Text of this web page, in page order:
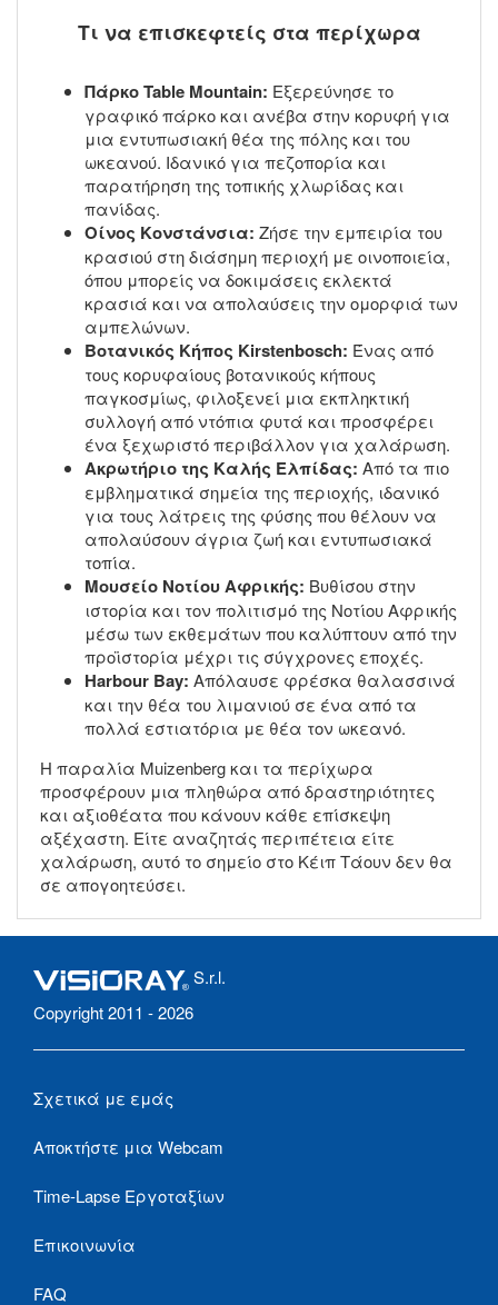
Τι να επισκεφτείς στα περίχωρα
Πάρκο Table Mountain: Εξερεύνησε το
γραφικό πάρκο και ανέβα στην κορυφή για
μια εντυπωσιακή θέα της πόλης και του
ωκεανού. Ιδανικό για πεζοπορία και
παρατήρηση της τοπικής χλωρίδας και
πανίδας.
Οίνος Κονστάνσια: Ζήσε την εμπειρία του
κρασιού στη διάσημη περιοχή με οινοποιεία,
όπου μπορείς να δοκιμάσεις εκλεκτά
κρασιά και να απολαύσεις την ομορφιά των
αμπελώνων.
Βοτανικός Κήπος Kirstenbosch: Ένας από
τους κορυφαίους βοτανικούς κήπους
παγκοσμίως, φιλοξενεί μια εκπληκτική
συλλογή από ντόπια φυτά και προσφέρει
ένα ξεχωριστό περιβάλλον για χαλάρωση.
Ακρωτήριο της Καλής Ελπίδας: Από τα πιο
εμβληματικά σημεία της περιοχής, ιδανικό
για τους λάτρεις της φύσης που θέλουν να
απολαύσουν άγρια ζωή και εντυπωσιακά
τοπία.
Μουσείο Νοτίου Αφρικής: Βυθίσου στην
ιστορία και τον πολιτισμό της Νοτίου Αφρικής
μέσω των εκθεμάτων που καλύπτουν από την
προϊστορία μέχρι τις σύγχρονες εποχές.
Harbour Bay: Απόλαυσε φρέσκα θαλασσινά
και την θέα του λιμανιού σε ένα από τα
πολλά εστιατόρια με θέα τον ωκεανό.
Η παραλία Muizenberg και τα περίχωρα
προσφέρουν μια πληθώρα από δραστηριότητες
και αξιοθέατα που κάνουν κάθε επίσκεψη
αξέχαστη. Είτε αναζητάς περιπέτεια είτε
χαλάρωση, αυτό το σημείο στο Κέιπ Τάουν δεν θα
σε απογοητεύσει.
S.r.l.
Copyright 2011 - 2026
Σχετικά με εμάς
Αποκτήστε μια Webcam
Time-Lapse Εργοταξίων
Επικοινωνία
FAQ